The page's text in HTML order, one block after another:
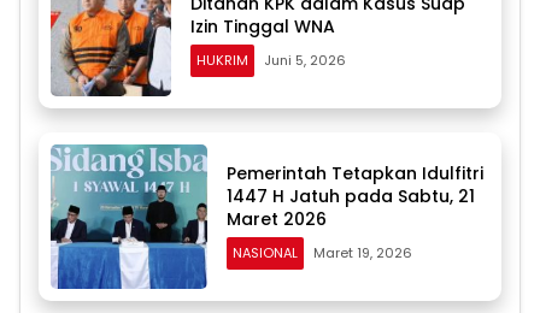
Izin Tinggal WNA
HUKRIM Juni 5, 2026
Pemerintah Tetapkan Idulfitri
1447 H Jatuh pada Sabtu, 21
Maret 2026
NASIONAL Maret 19, 2026